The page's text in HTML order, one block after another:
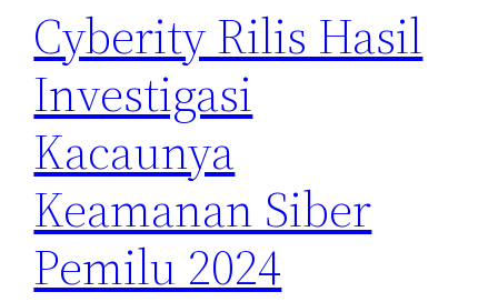
Cyberity Rilis Hasil
Investigasi
Kacaunya
Keamanan Siber
Pemilu 2024